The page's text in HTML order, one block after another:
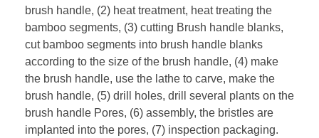
brush handle, (2) heat treatment, heat treating the
bamboo segments, (3) cutting Brush handle blanks,
cut bamboo segments into brush handle blanks
according to the size of the brush handle, (4) make
the brush handle, use the lathe to carve, make the
brush handle, (5) drill holes, drill several plants on the
brush handle Pores, (6) assembly, the bristles are
implanted into the pores, (7) inspection packaging.